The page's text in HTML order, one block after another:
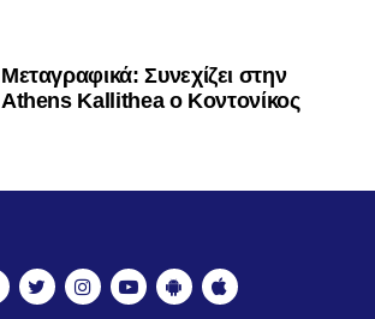
Mεταγραφικά: Συνεχίζει στην
Athens Kallithea ο Κοντονίκος